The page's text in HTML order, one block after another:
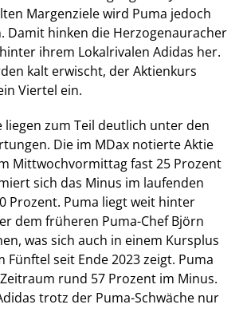
Margenziele wird Puma jedoch
Damit hinken die Herzogenauracher
ihrem Lokalrivalen Adidas her.
kalt erwischt, der Aktienkurs
Viertel ein.
liegen zum Teil deutlich unter den
Die im MDax notierte Aktie
Mittwochvormittag fast 25 Prozent
sich das Minus im laufenden
Prozent. Puma liegt weit hinter
dem früheren Puma-Chef Björn
was sich auch in einem Kursplus
Fünftel seit Ende 2023 zeigt. Puma
rund 57 Prozent im Minus.
trotz der Puma-Schwäche nur